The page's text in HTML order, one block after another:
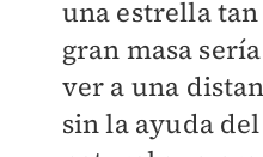
una estrella
gran masa
ver a una
sin la ayuda